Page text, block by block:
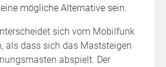
mögliche Alternative sein.
sich vom Mobilfunk
als dass sich das Maststeigen
abspielt. Der